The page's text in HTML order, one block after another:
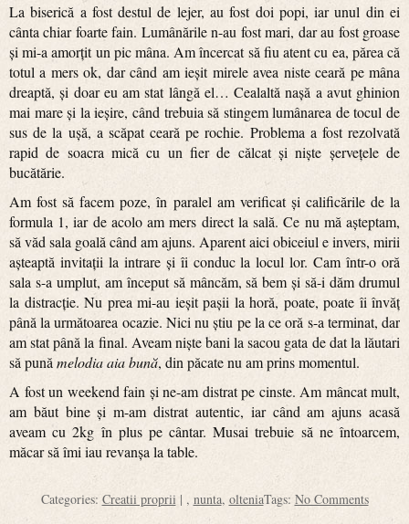
La biserică a fost destul de lejer, au fost doi popi, iar unul din ei
cânta chiar foarte fain. Lumânările n-au fost mari, dar au fost groase
și mi-a amorțit un pic mâna. Am încercat să fiu atent cu ea, părea că
totul a mers ok, dar când am ieșit mirele avea niste ceară pe mâna
dreaptă, și doar eu am stat lângă el… Cealaltă nașă a avut ghinion
mai mare și la ieșire, când trebuia să stingem lumânarea de tocul de
sus de la ușă, a scăpat ceară pe rochie. Problema a fost rezolvată
rapid de soacra mică cu un fier de călcat și niște șervețele de
bucătărie.
Am fost să facem poze, în paralel am verificat și calificările de la
formula 1, iar de acolo am mers direct la sală. Ce nu mă așteptam,
să văd sala goală când am ajuns. Aparent aici obiceiul e invers, mirii
așteaptă invitații la intrare și îi conduc la locul lor. Cam într-o oră
sala s-a umplut, am început să mâncăm, să bem și să-i dăm drumul
la distracție. Nu prea mi-au ieșit pașii la horă, poate, poate îi învăț
până la următoarea ocazie. Nici nu știu pe la ce oră s-a terminat, dar
am stat până la final. Aveam niște bani la sacou gata de dat la lăutari
să pună melodiaaia bună, din păcate nu am prins momentul.
A fost un weekend fain și ne-am distrat pe cinste. Am mâncat mult,
am băut bine și m-am distrat autentic, iar când am ajuns acasă
aveam cu 2kg în plus pe cântar. Musai trebuie să ne întoarcem,
măcar să îmi iau revanșa la table.
Categories: Creatii proprii | , nunta, olteniaTags: No Comments